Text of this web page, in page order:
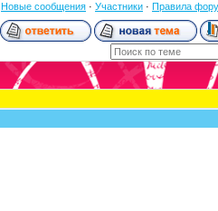
Новые сообщения · Участники · Правила